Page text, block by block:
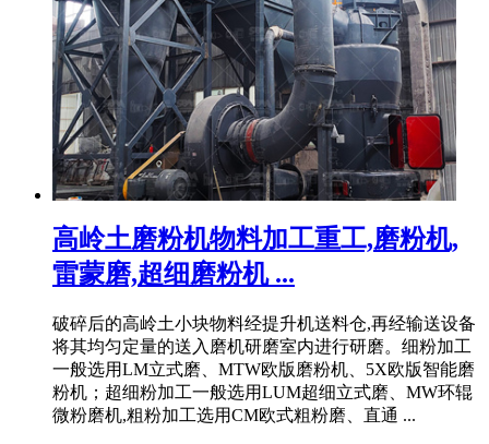
高岭土磨粉机物料加工重工,磨粉机,
雷蒙磨,超细磨粉机 ...
破碎后的高岭土小块物料经提升机送料仓,再经输送设备
将其均匀定量的送入磨机研磨室内进行研磨。细粉加工
一般选用LM立式磨、MTW欧版磨粉机、5X欧版智能磨
粉机；超细粉加工一般选用LUM超细立式磨、MW环辊
微粉磨机,粗粉加工选用CM欧式粗粉磨、直通 ...